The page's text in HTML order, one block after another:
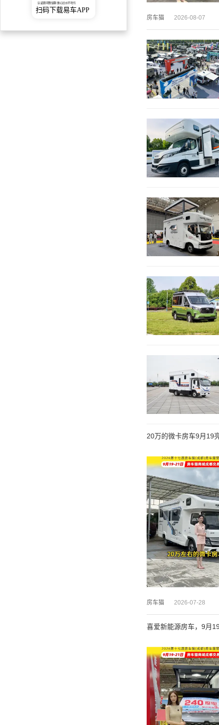
认证顾问微信聊 放心比价不吃亏
扫码下载易车APP
房车猫 2026-08-07
20万的微卡房车9月19
房车猫 2026-07-28
喜爱新能源房车，9月